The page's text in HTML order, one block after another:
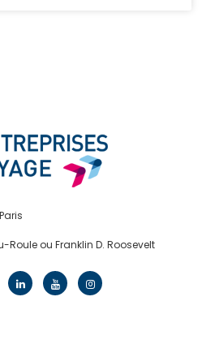
ou Franklin D. Roosevelt